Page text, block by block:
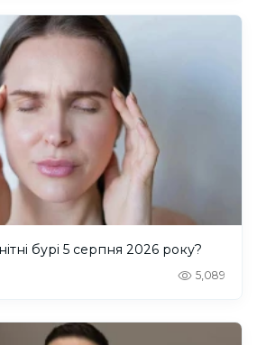
бурі 5 серпня 2026 року?
5,089